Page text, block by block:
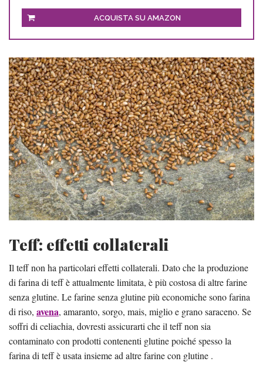
ACQUISTA SU AMAZON
Teff: effetti collaterali
Il teff non ha particolari effetti collaterali. Dato che la produzione
di farina di teff è attualmente limitata, è più costosa di altre farine
senza glutine. Le farine senza glutine più economiche sono farina
di riso, avena, amaranto, sorgo, mais, miglio e grano saraceno. Se
soffri di celiachia, dovresti assicurarti che il teff non sia
contaminato con prodotti contenenti glutine poiché spesso la
farina di teff è usata insieme ad altre farine con glutine .